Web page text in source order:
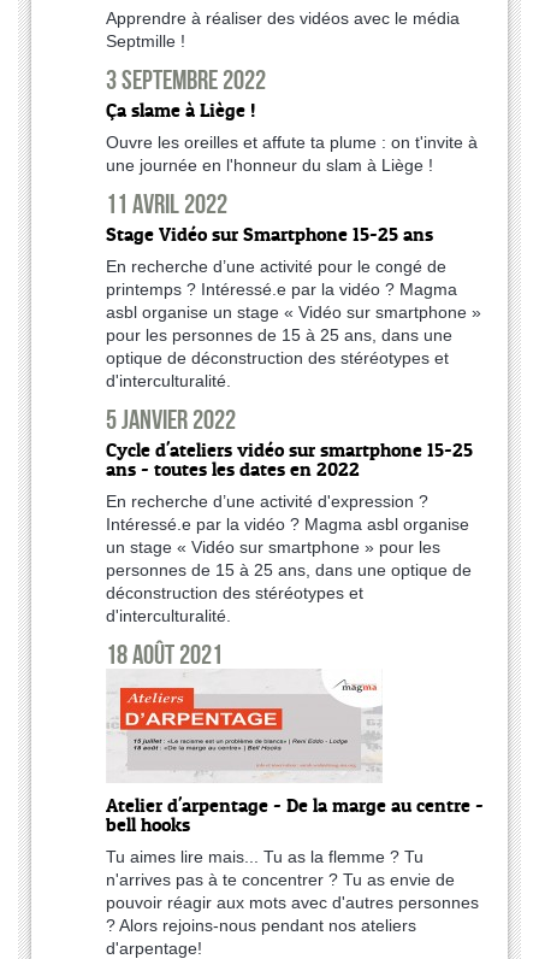
Apprendre à réaliser des vidéos avec le média
Septmille !
3 septembre 2022
Ça slame à Liège !
Ouvre les oreilles et affute ta plume : on t'invite à
une journée en l'honneur du slam à Liège !
11 avril 2022
Stage Vidéo sur Smartphone 15-25 ans
En recherche d’une activité pour le congé de
printemps ? Intéressé.e par la vidéo ? Magma
asbl organise un stage « Vidéo sur smartphone »
pour les personnes de 15 à 25 ans, dans une
optique de déconstruction des stéréotypes et
d'interculturalité.
5 janvier 2022
Cycle d'ateliers vidéo sur smartphone 15-25
ans - toutes les dates en 2022
En recherche d’une activité d'expression ?
Intéressé.e par la vidéo ? Magma asbl organise
un stage « Vidéo sur smartphone » pour les
personnes de 15 à 25 ans, dans une optique de
déconstruction des stéréotypes et
d'interculturalité.
18 août 2021
Atelier d'arpentage - De la marge au centre -
bell hooks
Tu aimes lire mais... Tu as la flemme ? Tu
n'arrives pas à te concentrer ? Tu as envie de
pouvoir réagir aux mots avec d'autres personnes
? Alors rejoins-nous pendant nos ateliers
d'arpentage!